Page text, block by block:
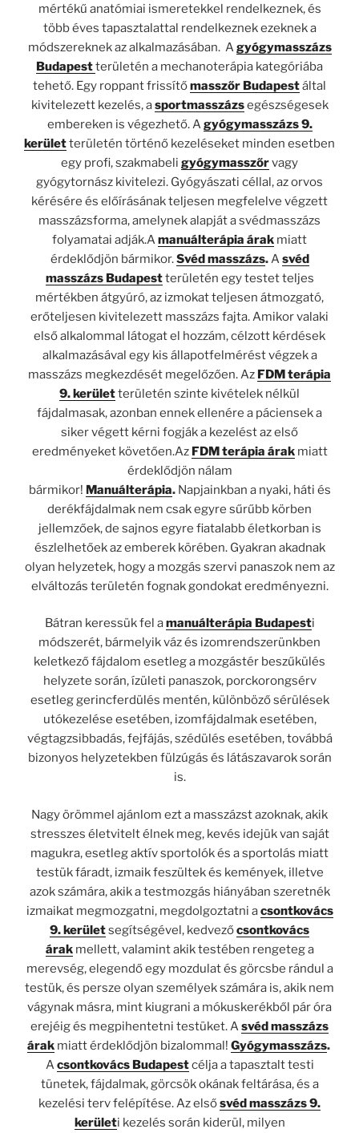
mértékű anatómiai ismeretekkel rendelkeznek, és
több éves tapasztalattal rendelkeznek ezeknek a
módszereknek az alkalmazásában. A gyógymasszázs
Budapestterületén a mechanoterápia kategóriába
tehető. Egy roppant frissítőmasszőr Budapestáltal
kivitelezett kezelés, asportmasszázsegészségesek
embereken is végezhető. A gyógymasszázs 9.
kerületterületén történő kezeléseket minden esetben
egy profi, szakmabeli gyógymasszőrvagy
gyógytornász kivitelezi. Gyógyászati céllal, az orvos
kérésére és előírásának teljesen megfelelve végzett
masszázsforma, amelynek alapját a svédmasszázs
folyamatai adják.A manuálterápia árak miatt
érdeklődjön bármikor.Svéd masszázs. A svéd
masszázs Budapestterületén egy testet teljes
mértékben átgyúró, az izmokat teljesen átmozgató,
erőteljesen kivitelezett masszázs fajta. Amikor valaki
első alkalommal látogat el hozzám, célzott kérdések
alkalmazásával egy kis állapotfelmérést végzek a
masszázs megkezdését megelőzően. Az FDM terápia
9. kerületterületén szinte kivételek nélkül
fájdalmasak, azonban ennek ellenére a páciensek a
siker végett kérni fogják a kezelést az első
eredményeket követően.Az FDM terápia árakmiatt
érdeklődjön nálam
bármikor! Manuálterápia. Napjainkban a nyaki, háti és
derékfájdalmak nem csak egyre sűrűbb körben
jellemzőek, de sajnos egyre fiatalabb életkorban is
észlelhetőek az emberek körében. Gyakran akadnak
olyan helyzetek, hogy a mozgás szervi panaszok nem az
elváltozás területén fognak gondokat eredményezni.
Bátran keressük fel amanuálterápia Budapesti
módszerét, bármelyik váz és izomrendszerünkben
keletkező fájdalom esetleg a mozgástér beszűkülés
helyzete során, ízületi panaszok, porckorongsérv
esetleg gerincferdülés mentén, különböző sérülések
utókezelése esetében, izomfájdalmak esetében,
végtagzsibbadás, fejfájás, szédülés esetében, továbbá
bizonyos helyzetekben fülzúgás és látászavarok során
is.
Nagy örömmel ajánlom ezt a masszázst azoknak, akik
stresszes életvitelt élnek meg, kevés idejük van saját
magukra, esetleg aktív sportolók és a sportolás miatt
testük fáradt, izmaik feszültek és kemények, illetve
azok számára, akik a testmozgás hiányában szeretnék
izmaikat megmozgatni, megdolgoztatni acsontkovács
9. kerületsegítségével, kedvezőcsontkovács
árakmellett, valamint akik testében rengeteg a
merevség, elegendő egy mozdulat és görcsbe rándul a
testük, és persze olyan személyek számára is, akik nem
vágynak másra, mint kiugrani a mókuskerékből pár óra
erejéig és megpihentetni testüket. A svéd masszázs
árakmiatt érdeklődjön bizalommal! Gyógymasszázs.
A csontkovács Budapestcélja a tapasztalt testi
tünetek, fájdalmak, görcsök okának feltárása, és a
kezelési terv felépítése. Az elsősvéd masszázs 9.
kerületi kezelés során kiderül, milyen